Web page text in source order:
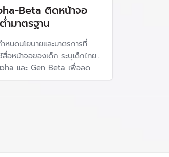
องคอมพิวเตอร์แท็บเล็ตให้แก่โรงเรียน โด
บคู่กับการเร่งพัฒนาเนื้อหาที่เหมาะสมตามห
ให้บริการในสถานศึกษาที่กำหนด โดยไม่เสียค่า
งการ One Tablet PC Per Child (OTPC) เมื่อ
ำเนินการควบคู่กับการพัฒนาเนื้อหาที่เหมาะสมต
Beta ติดหน้าจอ
มาตรฐาน
หนดนโยบายและมาตรการที่
อหน้าจอของเด็ก ระบุเด็กไทย
และ Gen Beta เพื่อลด
ารล่าช้าในระยะยาว หลังหลาย